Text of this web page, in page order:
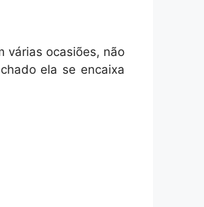
várias ocasiões, não
ela se encaixa